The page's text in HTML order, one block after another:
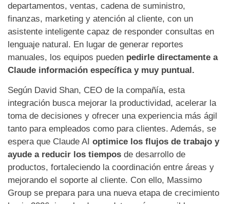
departamentos, ventas, cadena de suministro,
finanzas, marketing y atención al cliente, con un
asistente inteligente capaz de responder consultas en
lenguaje natural. En lugar de generar reportes
manuales, los equipos pueden pedirle directamente a
Claude información específica y muy puntual.
Según David Shan, CEO de la compañía, esta
integración busca mejorar la productividad, acelerar la
toma de decisiones y ofrecer una experiencia más ágil
tanto para empleados como para clientes. Además, se
espera que Claude AI optimice los flujos de trabajo y
ayude a reducir los tiempos de desarrollo de
productos, fortaleciendo la coordinación entre áreas y
mejorando el soporte al cliente. Con ello, Massimo
Group se prepara para una nueva etapa de crecimiento